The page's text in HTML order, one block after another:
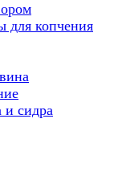
для копчения
сидра